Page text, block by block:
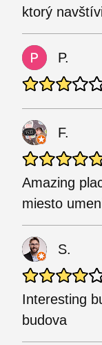
ktorý
P.
F.
Amazing
miesto
S.
Interesting
budova